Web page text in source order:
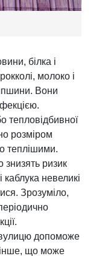
білка і
молоко і
Вони
тепловідбивної
розміром
теплішими.
знизять ризик
невеликі
Зрозуміло,
допоможе
інше, що може